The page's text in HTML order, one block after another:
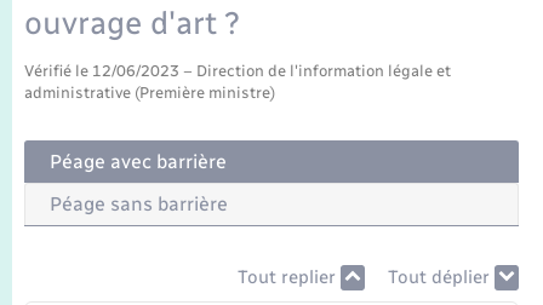
Sécurité - Prévention
Transports
ouvrage d'art ?
Vérifié le 12/06/2023 – Direction de l'information légale et
administrative (Première ministre)
Péage avec barrière
Péage sans barrière
Tout replier Tout déplier